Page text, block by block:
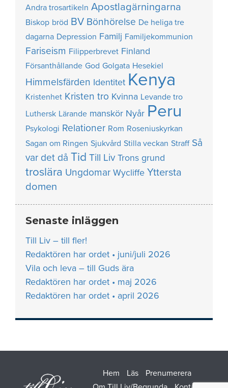
Andra trosartikeln Apostlagärningarna
Biskop bröd BV Bönhörelse De heliga tre
dagarna Depression Familj Familjekommunion
Fariseism Filipperbrevet Finland
Försanthållande God Golgata Hesekiel
Himmelsfärden Identitet Kenya
Kristenhet Kristen tro Kvinna Levande tro
Luthersk Lärande manskör Nyår Peru
Psykologi Relationer Rom Roseniuskyrkan
Sagan om Ringen Sjukvård Stilla veckan Straff Så
var det då Tid Till Liv Trons grund
troslära Ungdomar Wycliffe Yttersta
domen
Senaste inläggen
Till Liv – till fler!
Redaktören har ordet • juni/juli 2026
Vila och leva – till Guds ära
Redaktören har ordet • maj 2026
Redaktören har ordet • april 2026
Hem Läs
Prenumerera